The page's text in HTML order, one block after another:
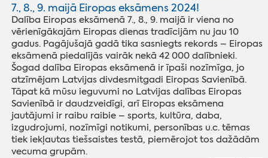
7., 8., 9. maijā Eiropas eksāmens 2024!
Dalība Eiropas eksāmenā 7., 8., 9. maijā ir viena no
vērienīgākajām Eiropas dienas tradīcijām nu jau 10
gadus. Pagājušajā gadā tika sasniegts rekords – Eiropas
eksāmenā piedalījās vairāk nekā 42 000 dalībnieki.
Šogad dalība Eiropas eksāmenā ir īpaši nozīmīga, jo
atzīmējam Latvijas divdesmitgadi Eiropas Savienībā.
Tāpat kā mūsu ieguvumi no Latvijas dalības Eiropas
Savienībā ir daudzveidīgi, arī Eiropas eksāmena
jautājumi ir raibu raibie – sports, kultūra, daba,
izgudrojumi, nozīmīgi notikumi, personības u.c. tēmas
tiek iekļautas tiešsaistes testā, piemērojot tos dažādām
vecuma grupām.